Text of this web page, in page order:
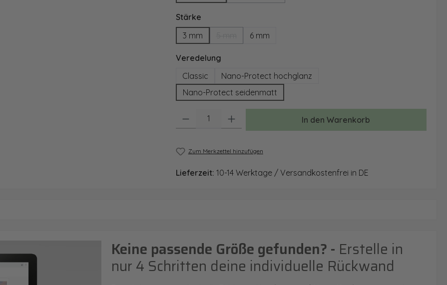
Stärkeauswählen
3 mm
(Diese Option ist zurzeit nicht verfügbar.)
6 mm
Veredelungauswählen
Classic
Nano-Protect hochglanz
Nano-Protect seidenmatt
Produkt Anzahl: Gib den gewünschten Wert ein oder benutze die Schaltflächen
In den Warenkorb
Zum Merkzettel hinzufügen
Lieferzeit: 10-14 Werktage / Versandkostenfrei in DE
Keine passende Größe gefunden? - Erstelle in
nur 4 Schritten deine individuelle Rückwand